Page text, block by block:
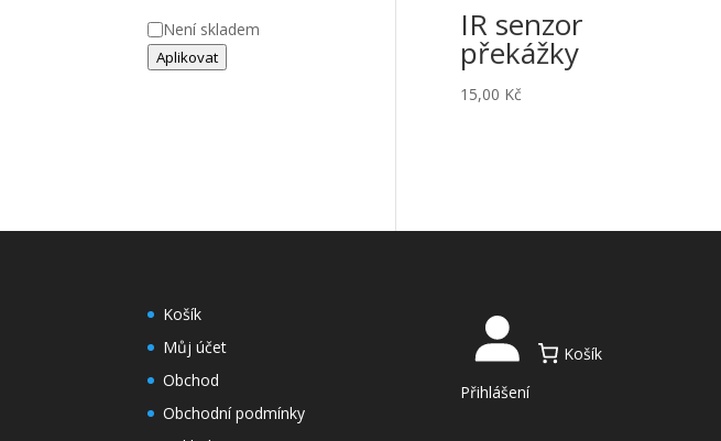
IR senzor
překážky
15,00 Kč
StavNení skladem
Aplikovat
Košík
Můj účet
Obchod
Obchodní podmínky
Přihlášení
Košík